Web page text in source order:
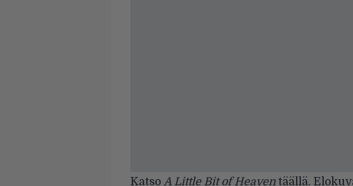
Katso A Little Bit of Heaven täällä.